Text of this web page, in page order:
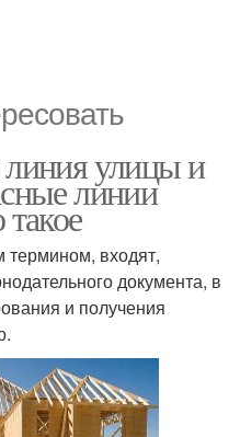
линия улицы и
линии
входят,
документа, в
и получения